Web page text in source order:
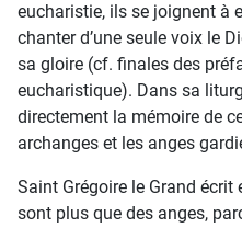
eucharistie, ils se joignent à
chanter d’une seule voix le
sa gloire (cf. finales des
eucharistique). Dans sa
directement la mémoire de
archanges et les anges
Saint Grégoire le Grand
sont plus que des anges,